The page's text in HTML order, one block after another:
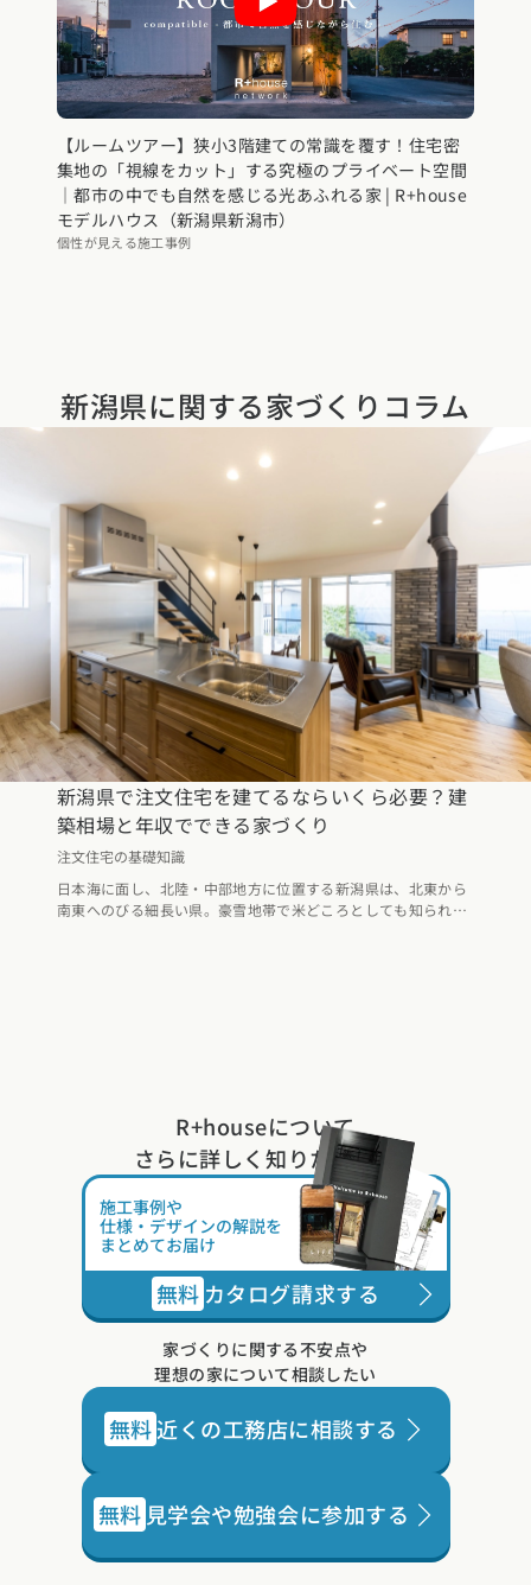
【ルームツアー】狭小3階建ての常識を覆す！住宅密
集地の「視線をカット」する究極のプライベート空間
｜都市の中でも自然を感じる光あふれる家 | R+house
モデルハウス（新潟県新潟市）
個性が見える施工事例
新潟県に関する家づくりコラム
新潟県で注文住宅を建てるならいくら必要？建
築相場と年収でできる家づくり
注文住宅の基礎知識
日本海に面し、北陸・中部地方に位置する新潟県は、北東から
南東へのびる細長い県。豪雪地帯で米どころとしても知られて
R+houseについて
さらに詳しく知りたい方は
施工事例や
仕様・デザインの解説を
まとめてお届け
無料 カタログ請求する
家づくりに関する不安点や
理想の家について相談したい
無料近くの工務店に相談する
無料 見学会や勉強会に参加する